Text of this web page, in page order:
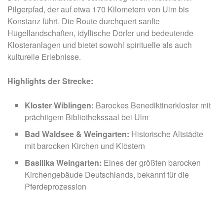
Pilgerpfad, der auf etwa 170 Kilometern von Ulm bis
Konstanz führt. Die Route durchquert sanfte
Hügellandschaften, idyllische Dörfer und bedeutende
Klosteranlagen und bietet sowohl spirituelle als auch
kulturelle Erlebnisse.​
Highlights der Strecke:
Kloster Wiblingen: Barockes Benediktinerkloster mit
prächtigem Bibliothekssaal bei Ulm
Bad Waldsee & Weingarten: Historische Altstädte
mit barocken Kirchen und Klöstern
Basilika Weingarten: Eines der größten barocken
Kirchengebäude Deutschlands, bekannt für die
Pferdeprozession